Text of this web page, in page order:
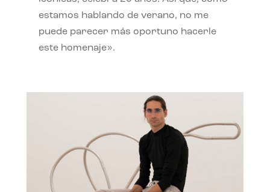
estamos hablando de verano, no me
puede parecer más oportuno hacerle
este homenaje».